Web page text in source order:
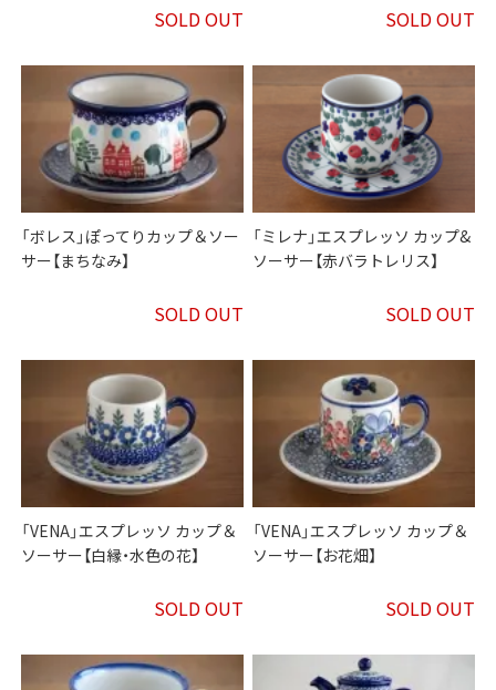
SOLD OUT SOLD OUT
「ボレス」ぽってりカップ＆ソー
サー【まちなみ】
SOLD OUT
「ミレナ」エスプレッソ カップ&
ソーサー【赤バラトレリス】
SOLD OUT
「VENA」エスプレッソ カップ＆
ソーサー【白縁・水色の花】
SOLD OUT
「VENA」エスプレッソ カップ＆
ソーサー【お花畑】
SOLD OUT